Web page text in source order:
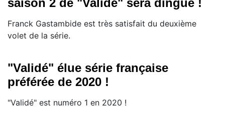
saison 2 de "Validé" sera dingue !
Franck Gastambide est très satisfait du deuxième
volet de la série.
"Validé" élue série française
préférée de 2020 !
"Validé" est numéro 1 en 2020 !